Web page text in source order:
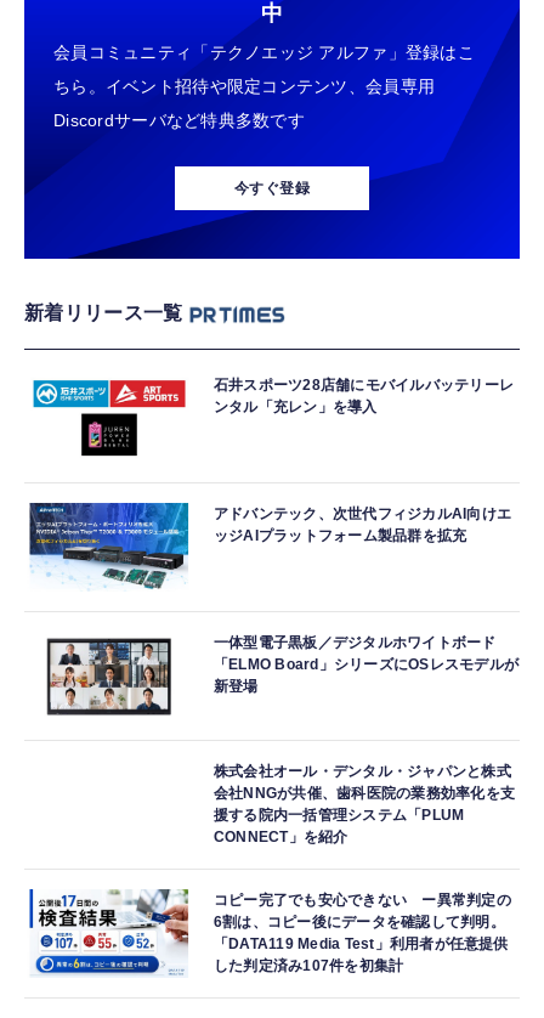
中
会員コミュニティ「テクノエッジ アルファ」登録はこ
ちら。イベント招待や限定コンテンツ、会員専用
Discordサーバなど特典多数です
今すぐ登録
新着リリース一覧
石井スポーツ28店舗にモバイルバッテリーレ
ンタル「充レン」を導入
アドバンテック、次世代フィジカルAI向けエ
ッジAIプラットフォーム製品群を拡充
一体型電子黒板／デジタルホワイトボード
「ELMO Board」シリーズにOSレスモデルが
新登場
株式会社オール・デンタル・ジャパンと株式
会社NNGが共催、歯科医院の業務効率化を支
援する院内一括管理システム「PLUM
CONNECT」を紹介
コピー完了でも安心できない ー異常判定の
6割は、コピー後にデータを確認して判明。
「DATA119 Media Test」利用者が任意提供
した判定済み107件を初集計